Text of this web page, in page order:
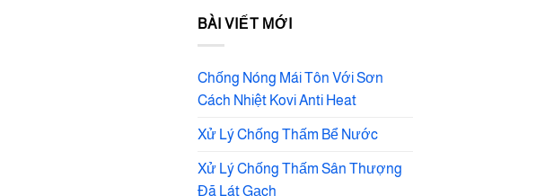
BÀI VIẾT MỚI
Chống Nóng Mái Tôn Với Sơn
Cách Nhiệt Kovi Anti Heat
Xử Lý Chống Thấm Bể Nước
Xử Lý Chống Thấm Sân Thượng
Đã Lát Gạch